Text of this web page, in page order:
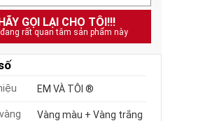
GỌI LẠI CHO TÔI!!!
rất quan tâm sản phẩm này
EM VÀ TÔI ®
Vàng màu + Vàng trắng